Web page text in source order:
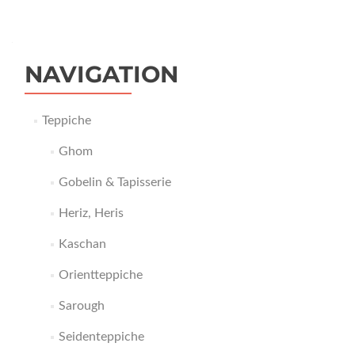
NAVIGATION
Teppiche
Ghom
Gobelin & Tapisserie
Heriz, Heris
Kaschan
Orientteppiche
Sarough
Seidenteppiche